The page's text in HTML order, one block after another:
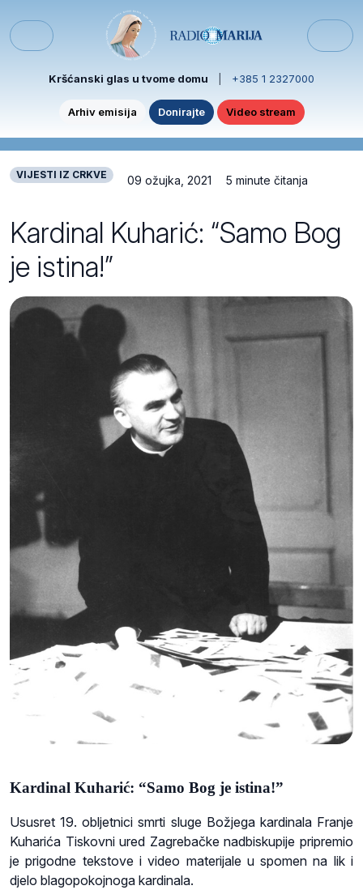
Menu
Kršćanski glas u tvome domu +385 1 2327000
Arhiv emisija Donirajte Video stream
VIJESTI IZ CRKVE 09 ožujka, 2021 5 minute čitanja
Kardinal Kuharić: “Samo Bog
je istina!”
Kardinal Kuharić: “Samo Bog je istina!”
Ususret 19. obljetnici smrti sluge Božjega kardinala Franje
Kuharića Tiskovni ured Zagrebačke nadbiskupije pripremio
je prigodne tekstove i video materijale u spomen na lik i
djelo blagopokojnoga kardinala.